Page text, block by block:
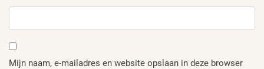
Mijn naam, e-mailadres en website opslaan in deze browser